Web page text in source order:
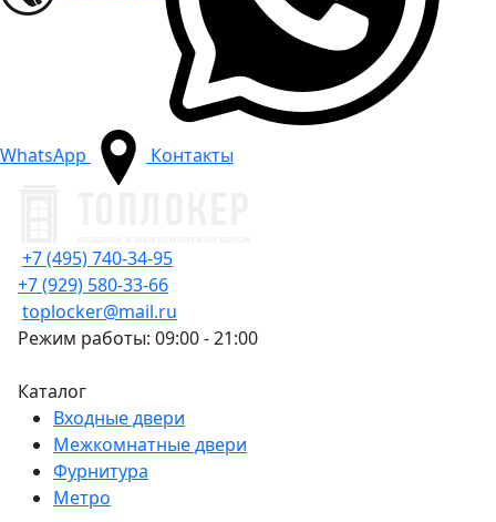
WhatsApp Контакты
+7 (495) 740-34-95
+7 (929) 580-33-66
toplocker@mail.ru
Режим работы: 09:00 - 21:00
Каталог
Входные двери
Межкомнатные двери
Фурнитура
Метро